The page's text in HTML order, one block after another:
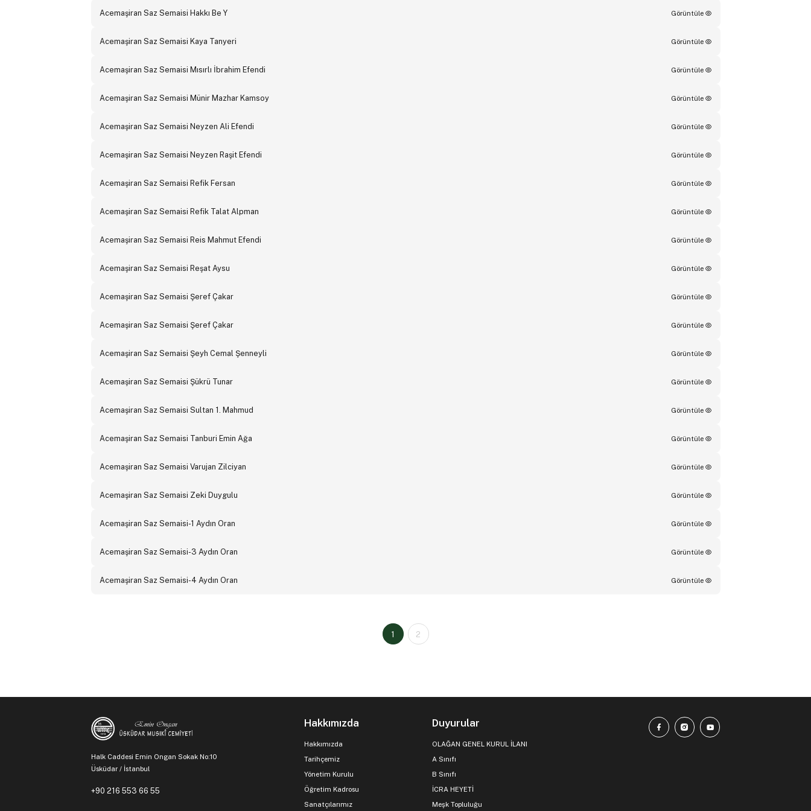
Acemaşiran Saz Semaisi Hakkı Be Y Görüntüle
Acemaşiran Saz Semaisi Kaya Tanyeri Görüntüle
Acemaşiran Saz Semaisi Mısırlı İbrahim Efendi Görüntüle
Acemaşiran Saz Semaisi Münir Mazhar Kamsoy Görüntüle
Acemaşiran Saz Semaisi Neyzen Ali Efendi Görüntüle
Acemaşiran Saz Semaisi Neyzen Raşit Efendi Görüntüle
Acemaşiran Saz Semaisi Refik Fersan Görüntüle
Acemaşiran Saz Semaisi Refik Talat Alpman Görüntüle
Acemaşiran Saz Semaisi Reis Mahmut Efendi Görüntüle
Acemaşiran Saz Semaisi Reşat Aysu Görüntüle
Acemaşiran Saz Semaisi Şeref Çakar Görüntüle
Acemaşiran Saz Semaisi Şeref Çakar Görüntüle
Acemaşiran Saz Semaisi Şeyh Cemal Şenneyli Görüntüle
Acemaşiran Saz Semaisi Şükrü Tunar Görüntüle
Acemaşiran Saz Semaisi Sultan 1. Mahmud Görüntüle
Acemaşiran Saz Semaisi Tanburi Emin Ağa Görüntüle
Acemaşiran Saz Semaisi Varujan Zilciyan Görüntüle
Acemaşiran Saz Semaisi Zeki Duygulu Görüntüle
Acemaşiran Saz Semaisi-1 Aydın Oran Görüntüle
Acemaşiran Saz Semaisi-3 Aydın Oran Görüntüle
Acemaşiran Saz Semaisi-4 Aydın Oran Görüntüle
1 2
Halk Caddesi Emin Ongan Sokak No:10
Üsküdar / İstanbul
+90 216 553 66 55
Hakkımızda
Hakkımızda
Tarihçemiz
Yönetim Kurulu
Öğretim Kadrosu
Sanatçılarımız
Duyurular
OLAĞAN GENEL KURUL İLANI
A Sınıfı
B Sınıfı
İCRA HEYETİ
Meşk Topluluğu